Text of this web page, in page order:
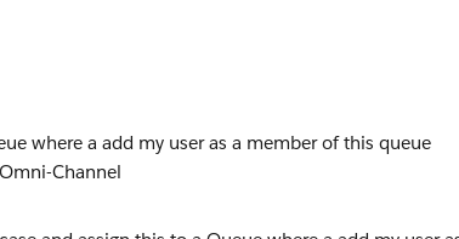
where a add my user as a member of this queue
Channel